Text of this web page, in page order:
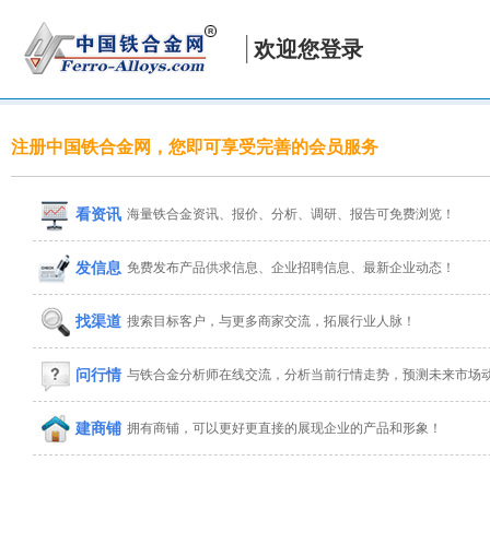
欢迎您登录
注册中国铁合金网，您即可享受完善的会员服务
看资讯 海量铁合金资讯、报价、分析、调研、报告可免费浏览！
发信息 免费发布产品供求信息、企业招聘信息、最新企业动态！
找渠道 搜索目标客户，与更多商家交流，拓展行业人脉！
问行情 与铁合金分析师在线交流，分析当前行情走势，预测未来市场
建商铺 拥有商铺，可以更好更直接的展现企业的产品和形象！